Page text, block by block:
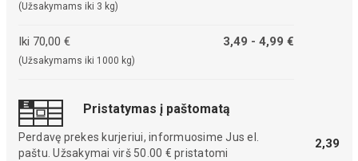
(Užsakymams iki 3 kg)
Iki 70,00 €
(Užsakymams iki 1000 kg)
3,49 - 4,99 €
Pristatymas į paštomatą
Perdavę prekes kurjeriui, informuosime Jus el.
paštu. Užsakymai virš 50.00 € pristatomi
2,39